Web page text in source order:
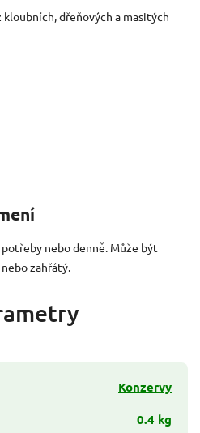
dřeňových a masitých
nebo denně. Může být
zahřátý.
Konzervy
0.4 kg